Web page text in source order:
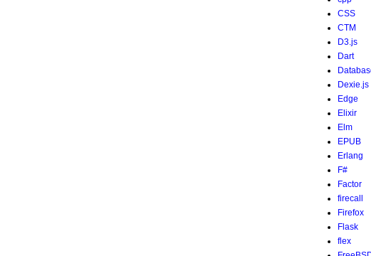
CSS
CTM
D3.js
Dart
Dexie.js
Edge
Elixir
Elm
EPUB
Erlang
F#
Factor
firecall
Firefox
Flask
flex